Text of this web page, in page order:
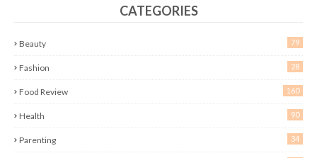
CATEGORIES
Beauty 79
Fashion 28
Food Review 160
Health 90
Parenting 34